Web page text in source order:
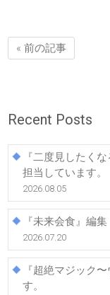
« 前の記事
Recent Posts
『二度見したく
担当しています。
2026.08.05
『未来会食』編
2026.07.20
『超絶マジック
す。